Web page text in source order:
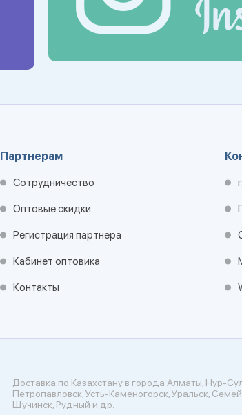
Партнерам
Сотрудничество
Оптовые скидки
Регистрация партнера
Кабинет оптовика
Контакты
Доставка по Казахстану в города Алматы, Нур-
Петропавловск, Усть-Каменогорск, Уральск,
Щучинск, Рудный и др.